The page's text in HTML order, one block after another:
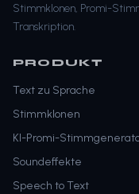
Stimmklonen, Promi-
Transkription.
PRODUKT
Text zu Sprache
Stimmklonen
KI-Promi-
Soundeffekte
Speech to Text